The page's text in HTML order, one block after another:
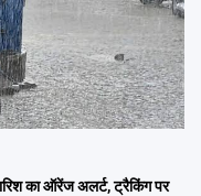
का ऑरेंज अलर्ट, ट्रैकिंग पर